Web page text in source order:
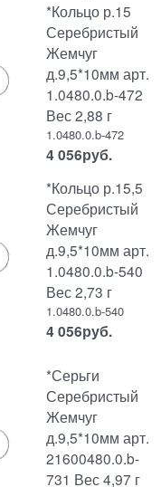
*Кольцо р.15
Серебристый
Жемчуг
д.9,5*10мм арт.
1.0480.0.b-472
Вес 2,88 г
1.0480.0.b-472
4 056руб.
*Кольцо р.15,5
Серебристый
Жемчуг
д.9,5*10мм арт.
1.0480.0.b-540
Вес 2,73 г
1.0480.0.b-540
4 056руб.
*Серьги
Серебристый
Жемчуг
д.9,5*10мм арт.
21600480.0.b-
731 Вес 4,97 г